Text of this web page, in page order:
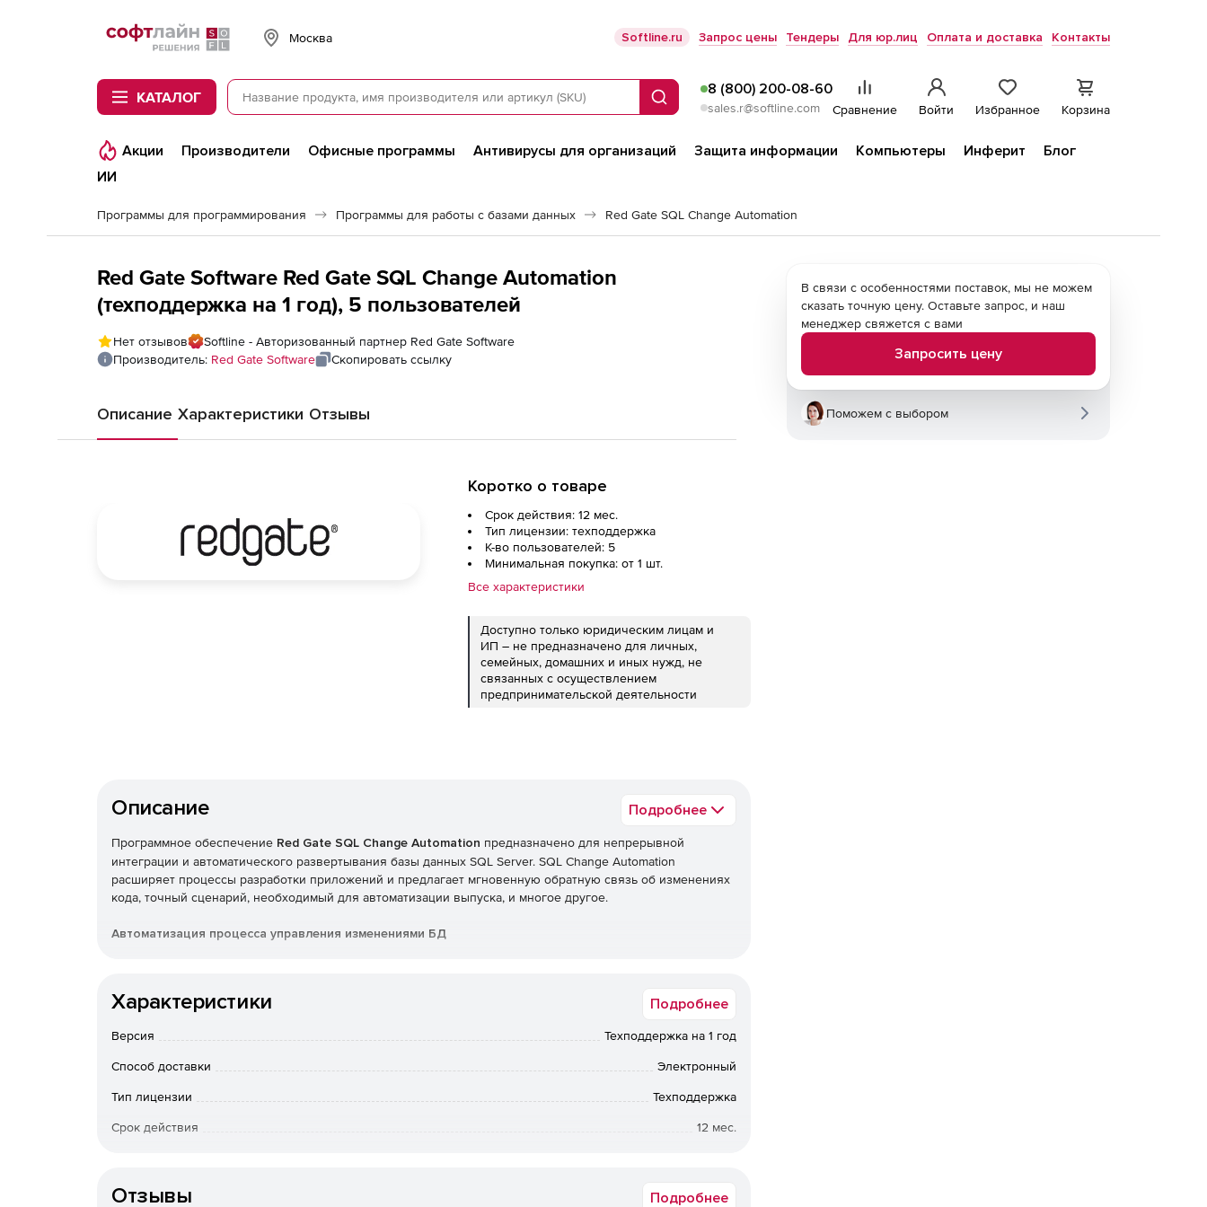
Softline
Москва Softline.ru Запрос цены Тендеры Для юр.лиц Оплата и доставка Контакты
КАТАЛОГ Поиск
8 (800) 200-08-60
sales.r@softline.com Сравнение Войти Избранное Корзина
Акции Производители Офисные программы Антивирусы для организаций Защита информации Компьютеры Инферит
Блог
ИИ
Программы для программирования Программы для работы с базами данных Red Gate SQL Change Automation
Red Gate Software Red Gate SQL Change Automation
(техподдержка на 1 год), 5 пользователей
Нет отзывов
Softline - Авторизованный партнер Red Gate Software
Производитель: Red Gate Software Скопировать ссылку
Описание Характеристики Отзывы
Коротко о товаре
Срок действия: 12 мес.
Тип лицензии: техподдержка
К-во пользователей: 5
Минимальная покупка: от 1 шт.
Все характеристики
Доступно только юридическим лицам и
ИП – не предназначено для личных,
семейных, домашних и иных нужд, не
связанных с осуществлением
предпринимательской деятельности
Описание Подробнее
Программное обеспечение Red Gate SQL Change Automation предназначено для непрерывной
интеграции и автоматического развертывания базы данных SQL Server. SQL Change Automation
расширяет процессы разработки приложений и предлагает мгновенную обратную связь об изменениях
кода, точный сценарий, необходимый для автоматизации выпуска, и многое другое.
Автоматизация процесса управления изменениями БД
Благодаря автоматизации баз данных пользователь освобождается от ручных задач по управлению
Встроенные этапы проверки гарантируют, что выпуски готовы к работе.
Характеристики Подробнее
Версия Техподдержка на 1 год
Способ доставки Электронный
Тип лицензии Техподдержка
Срок действия 12 мес.
Отзывы Подробнее
В связи с особенностями поставок, мы не можем
сказать точную цену. Оставьте запрос, и наш
менеджер свяжется с вами
Запросить цену
Поможем с выбором